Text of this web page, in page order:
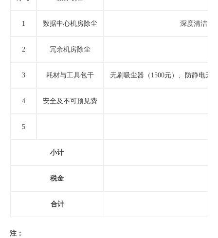
1 数据中心机房除尘 深度清洁（
2 冗余机房除尘
3 耗材与工具包干 无刷吸尘器（ 1500元）、防静电无
4 安全及不可预见费
5
小计
税金
合计
注：